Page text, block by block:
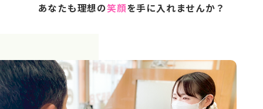
あなたも理想の笑顔を手に入れませんか？